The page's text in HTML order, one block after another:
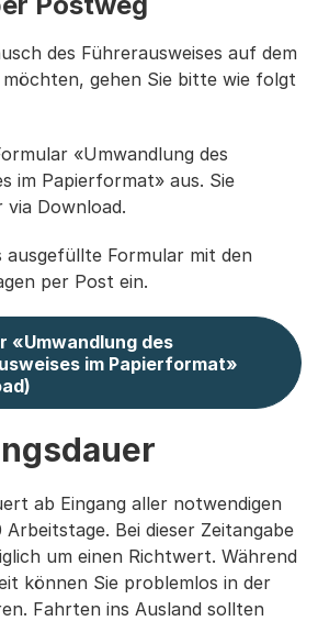
des Führerausweises auf dem
möchten, gehen Sie bitte wie folgt
«Umwandlung des
im Papierformat» aus. Sie
Download.
ausgefüllte Formular mit den
per Post ein.
«Umwandlung des
im Papierformat»
ab Eingang aller notwendigen
Bei dieser Zeitangabe
um einen Richtwert. Während
können Sie problemlos in der
Fahrten ins Ausland sollten